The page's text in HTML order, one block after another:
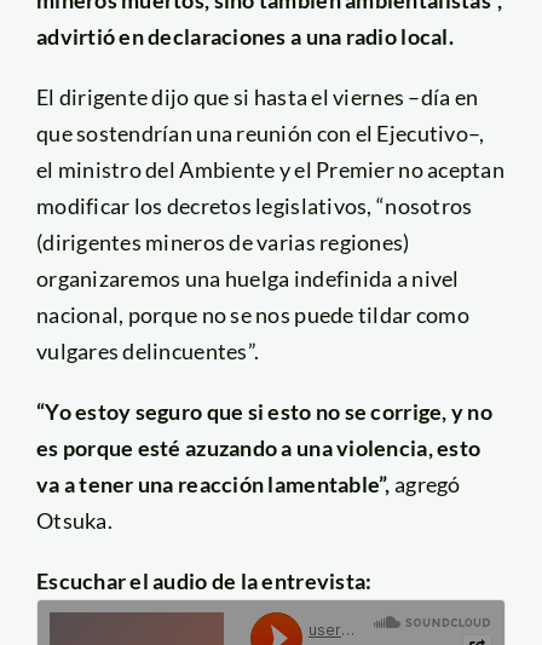
advirtió en declaraciones a una radio local.
El dirigente dijo que si hasta el viernes –día en
que sostendrían una reunión con el Ejecutivo–,
el ministro del Ambiente y el Premier no aceptan
modificar los decretos legislativos, “nosotros
(dirigentes mineros de varias regiones)
organizaremos una huelga indefinida a nivel
nacional, porque no se nos puede tildar como
vulgares delincuentes”.
“Yo estoy seguro que si esto no se corrige, y no
es porque esté azuzando a una violencia, esto
va a tener una reacción lamentable”,agregó
Otsuka.
Escuchar el audio de la entrevista: